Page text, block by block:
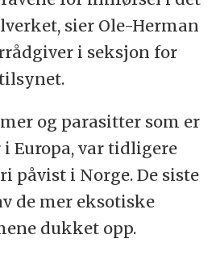
sier Ole-Herman
i seksjon for
og parasitter som er
Europa, var tidligere
påvist i Norge. De siste
de mer eksotiske
dukket opp.